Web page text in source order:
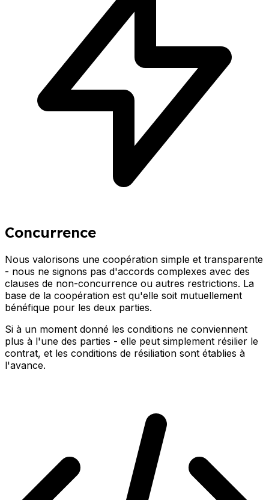
Concurrence
Nous valorisons une coopération simple et transparente
- nous ne signons pas d'accords complexes avec des
clauses de non-concurrence ou autres restrictions. La
base de la coopération est qu'elle soit mutuellement
bénéfique pour les deux parties.
Si à un moment donné les conditions ne conviennent
plus à l'une des parties - elle peut simplement résilier le
contrat, et les conditions de résiliation sont établies à
l'avance.